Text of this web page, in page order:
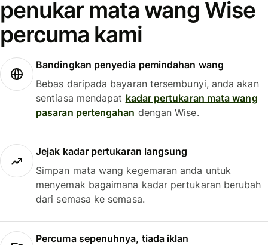
penukar mata wang Wise
percuma kami
Bandingkan penyedia pemindahan wang
Bebas daripada bayaran tersembunyi, anda akan
sentiasa mendapat kadar pertukaran mata wang
pasaran pertengahan dengan Wise.
Jejak kadar pertukaran langsung
Simpan mata wang kegemaran anda untuk
menyemak bagaimana kadar pertukaran berubah
dari semasa ke semasa.
Percuma sepenuhnya, tiada iklan